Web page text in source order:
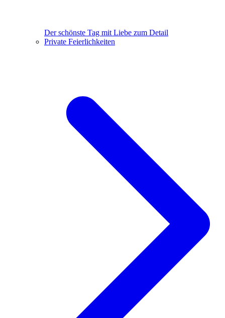
Der schönste Tag mit Liebe zum Detail
Private Feierlichkeiten